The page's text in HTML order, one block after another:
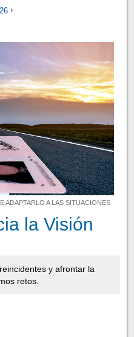
ADAPTARLO A LAS SITUACIONES
la Visión
y afrontar la
retos.